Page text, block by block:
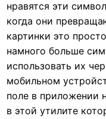
нравятся эти
когда они
картинки это
намного больше
использовать их
мобильном
поле в приложении
в этой утилите